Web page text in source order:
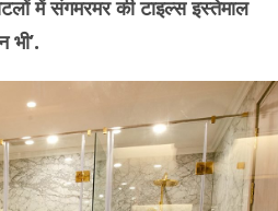
में संगमरमर की टाइल्स इस्तेमाल